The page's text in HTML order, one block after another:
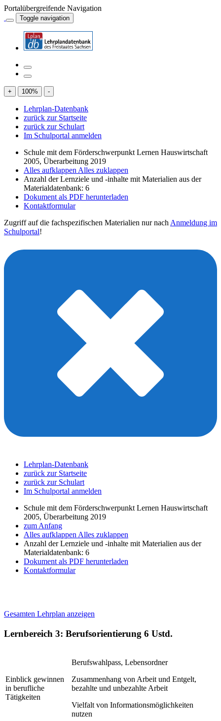
Portalübergreifende Navigation
Toggle navigation
+ 100% -
Lehrplan-Datenbank
zurück zur Startseite
zurück zur Schulart
Im Schulportal anmelden
Schule mit dem Förderschwerpunkt Lernen Hauswirtschaft
2005, Überarbeitung 2019
Alles aufklappen Alles zuklappen
Anzahl der Lernziele und -inhalte mit Materialien aus der
Materialdatenbank: 6
Dokument als PDF herunterladen
Kontaktformular
Zugriff auf die fachspezifischen Materialien nur nach Anmeldung im
Schulportal!
Lehrplan-Datenbank
zurück zur Startseite
zurück zur Schulart
Im Schulportal anmelden
Schule mit dem Förderschwerpunkt Lernen Hauswirtschaft
2005, Überarbeitung 2019
zum Anfang
Alles aufklappen Alles zuklappen
Anzahl der Lernziele und -inhalte mit Materialien aus der
Materialdatenbank: 6
Dokument als PDF herunterladen
Kontaktformular
Gesamten Lehrplan anzeigen
Lernbereich 3: Berufsorientierung 6 Ustd.
Einblick gewinnen
in berufliche
Tätigkeiten
Berufswahlpass, Lebensordner
Zusammenhang von Arbeit und Entgelt,
bezahlte und unbezahlte Arbeit
Vielfalt von Informationsmöglichkeiten
nutzen